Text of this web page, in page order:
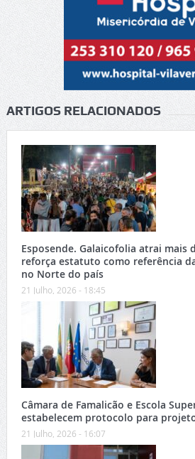
ARTIGOS RELACIONADOS
Esposende. Galaicofolia atrai mais
reforça estatuto como referência
no Norte do país
21 Julho, 2026 - 18:45
Câmara de Famalicão e Escola
estabelecem protocolo para
21 Julho, 2026 - 16:07